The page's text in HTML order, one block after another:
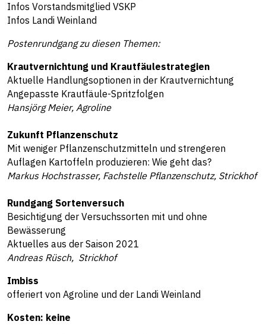
Infos Vorstandsmitglied VSKP
Infos Landi Weinland
Postenrundgang zu diesen Themen:
Krautvernichtung und Krautfäulestrategien
Aktuelle Handlungsoptionen in der Krautvernichtung
Angepasste Krautfäule-Spritzfolgen
Hansjörg Meier, Agroline
Zukunft Pflanzenschutz
Mit weniger Pflanzenschutzmitteln und strengeren
Auflagen Kartoffeln produzieren: Wie geht das?
Markus Hochstrasser, Fachstelle Pflanzenschutz, Strickhof
Rundgang Sortenversuch
Besichtigung der Versuchssorten mit und ohne
Bewässerung
Aktuelles aus der Saison 2021
Andreas Rüsch, Strickhof
Imbiss
offeriert von Agroline und der Landi Weinland
Kosten: keine